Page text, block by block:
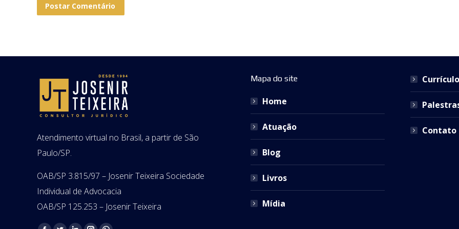
Postar Comentário
Atendimento virtual no Brasil, a partir de São
Paulo/SP.
OAB/SP 3.815/97 – Josenir Teixeira Sociedade
Individual de Advocacia
OAB/SP 125.253 – Josenir Teixeira
Mapa do site
Home
Atuação
Blog
Livros
Mídia
Contato